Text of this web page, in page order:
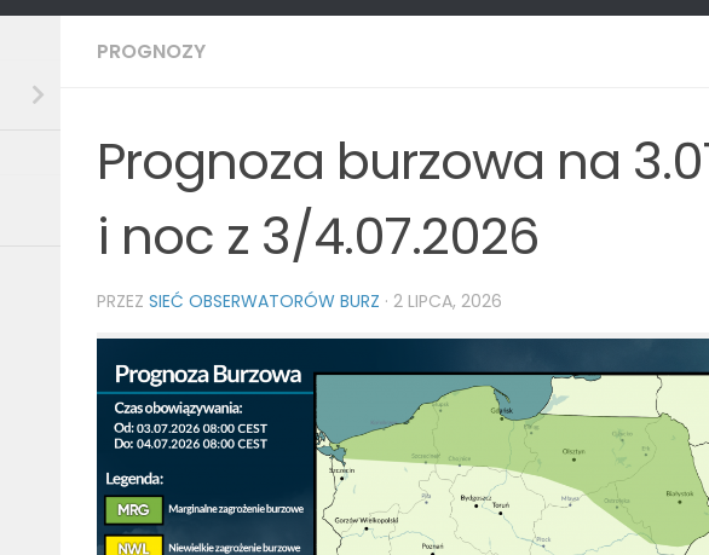
PROGNOZY
Prognoza burzowa na
i noc z 3/4.07.2026
PRZEZ SIEĆ OBSERWATORÓW BURZ · 2 LIPCA, 2026